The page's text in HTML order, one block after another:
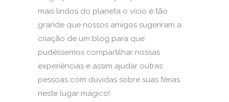
mais lindos do planeta o vício é tão
grande que nossos amigos sugeriram a
criação de um blog para que
pudéssemos compartilhar nossas
experiências e assim ajudar outras
pessoas com dúvidas sobre suas férias
neste lugar mágico!